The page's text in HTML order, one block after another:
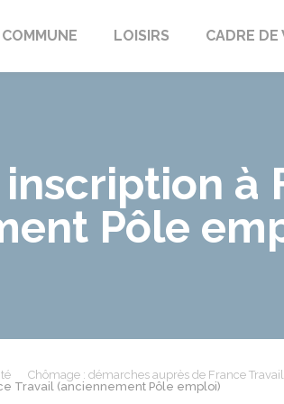
LOISIRS CADRE DE
à
Pôle
Chômage : démarches auprès de France
Travail (anciennement Pôle emploi)